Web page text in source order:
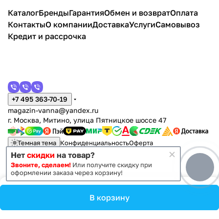
В корзину
КаталогБрендыГарантияОбмен и возвратОплата
КонтактыО компанииДоставкаУслугиСамовывоз
Кредит и рассрочка
+7 495 363-70-19
magazin-vanna@yandex.ru
г. Москва, Митино, улица Пятницкое шоссе 47
Темная тема КонфиденциальностьОферта
© 2011 - 2026 Vanna-vanna.ru
Нет скидки на товар?
Звоните, сделаем! Или получите скидку при
оформлении заказа через корзину!